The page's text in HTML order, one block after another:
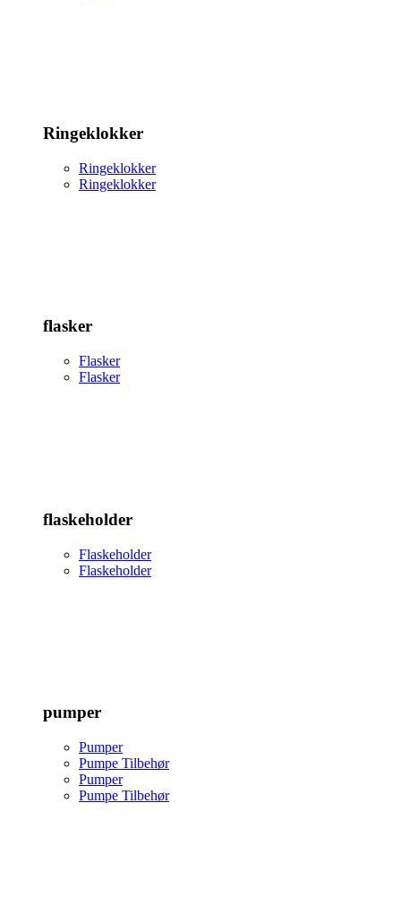
Ringeklokker
Ringeklokker
Ringeklokker
flasker
Flasker
Flasker
flaskeholder
Flaskeholder
Flaskeholder
pumper
Pumper
Pumpe Tilbehør
Pumper
Pumpe Tilbehør